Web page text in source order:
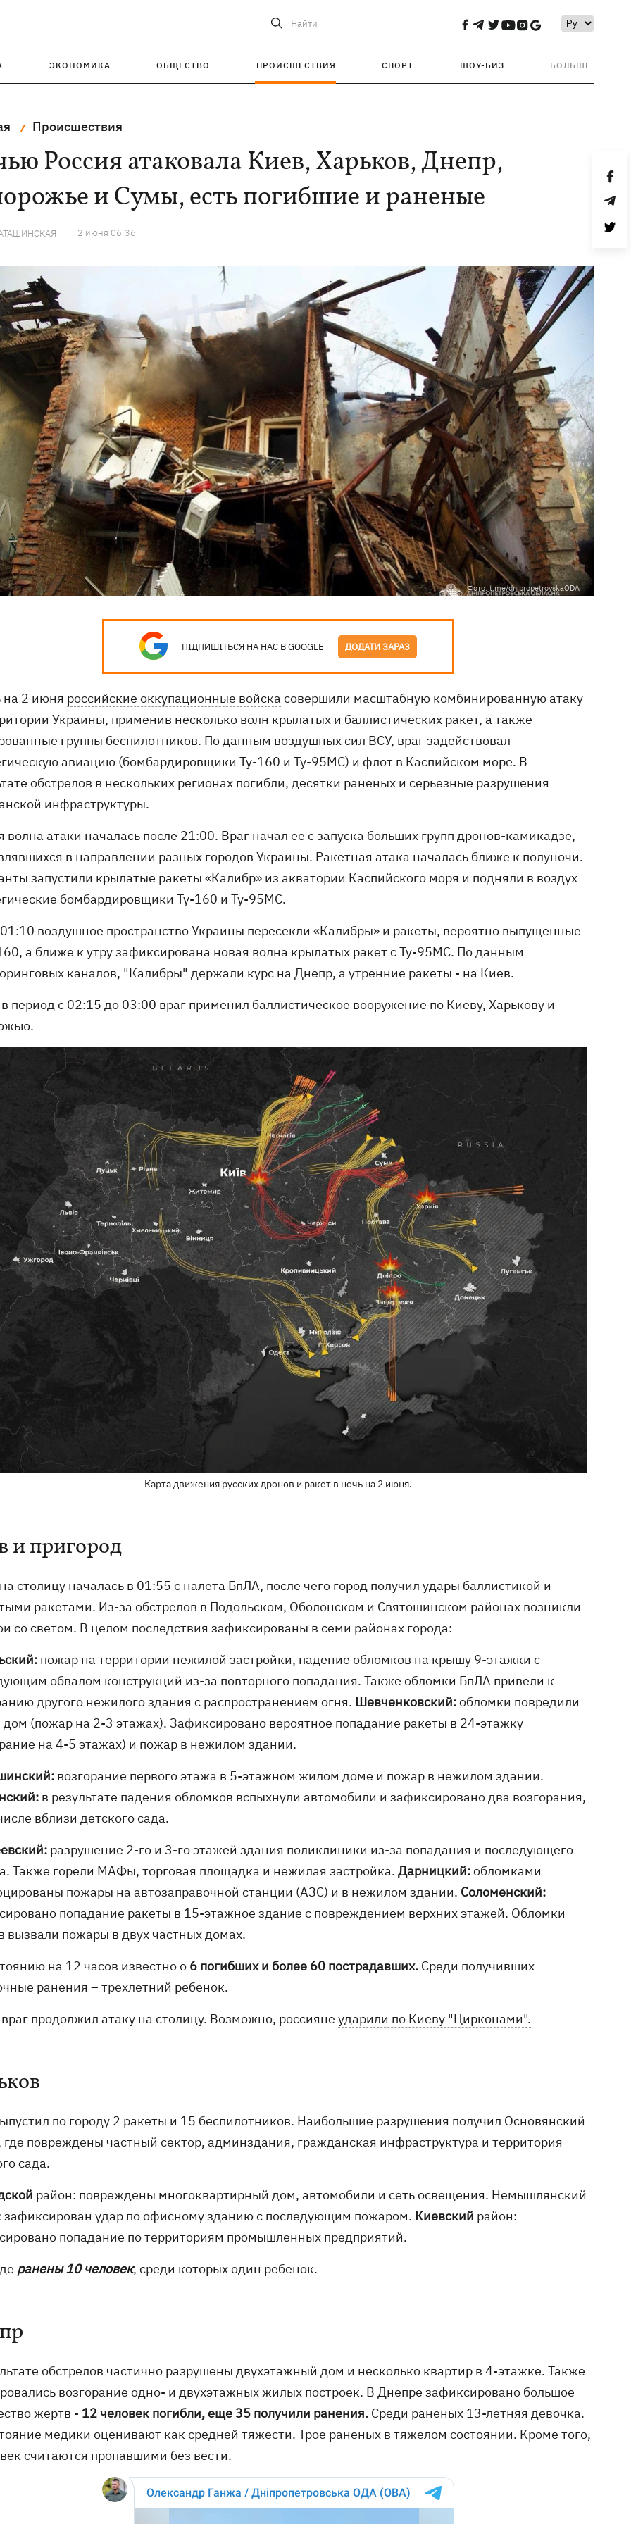
Найти
ЭКОНОМИКА ОБЩЕСТВО ПРОИСШЕСТВИЯ СПОРТ ШОУ-БИЗ БОЛЬШЕ
Происшествия
Россия атаковала Киев, Харьков, Днепр,
и Сумы, есть погибшие и раненые
2 июня 06:36
Фото: t.me/dnipropetrovskaODA
ПІДПИШІТЬСЯ НА НАС В GOOGLE ДОДАТИ ЗАРАЗ
на 2 июня российские оккупационные войска совершили масштабную комбинированную атаку
Украины, применив несколько волн крылатых и баллистических ракет, а также
группы беспилотников. Поданным воздушных сил ВСУ, враг задействовал
авиацию (бомбардировщики Ту-160 и Ту-95МС) и флот в Каспийском море. В
обстрелов в нескольких регионах погибли, десятки раненых и серьезные разрушения
инфраструктуры.
волна атаки началась после 21:00. Враг начал ее с запуска больших групп дронов-камикадзе,
в направлении разных городов Украины. Ракетная атака началась ближе к полуночи.
запустили крылатые ракеты «Калибр» из акватории Каспийского моря и подняли в воздух
бомбардировщики Ту-160 и Ту-95МС.
воздушное пространство Украины пересекли «Калибры» и ракеты, вероятно выпущенные
а ближе к утру зафиксирована новая волна крылатых ракет с Ту-95МС. По данным
каналов, "Калибры" держали курс на Днепр, а утренние ракеты - на Киев.
период с 02:15 до 03:00 враг применил баллистическое вооружение по Киеву, Харькову и
Карта движения русских дронов и ракет в ночь на 2 июня.
и пригород
столицу началась в 01:55 с налета БпЛА, после чего город получил удары баллистикой и
ракетами. Из-за обстрелов в Подольском, Оболонском и Святошинском районах возникли
со светом. В целом последствия зафиксированы в семи районах города:
пожар на территории нежилой застройки, падение обломков на крышу 9-этажки с
обвалом конструкций из-за повторного попадания. Также обломки БпЛА привели к
другого нежилого здания с распространением огня. Шевченковский:обломки повредили
(пожар на 2-3 этажах). Зафиксировано вероятное попадание ракеты в 24-этажку
на 4-5 этажах) и пожар в нежилом здании.
возгорание первого этажа в 5-этажном жилом доме и пожар в нежилом здании.
в результате падения обломков вспыхнули автомобили и зафиксировано два возгорания,
вблизи детского сада.
разрушение 2-го и 3-го этажей здания поликлиники из-за попадания и последующего
Также горели МАФы, торговая площадка и нежилая застройка. Дарницкий:обломками
пожары на автозаправочной станции (АЗС) и в нежилом здании. Соломенский:
попадание ракеты в 15-этажное здание с повреждением верхних этажей. Обломки
вызвали пожары в двух частных домах.
на 12 часов известно о 6 погибших и более 60 пострадавших. Среди получивших
ранения – трехлетний ребенок.
продолжил атаку на столицу. Возможно, россияне ударили по Киеву "Цирконами".
по городу 2 ракеты и 15 беспилотников. Наибольшие разрушения получил Основянский
где повреждены частный сектор, админздания, гражданская инфраструктура и территория
сада.
район: повреждены многоквартирный дом, автомобили и сеть освещения. Немышлянский
зафиксирован удар по офисному зданию с последующим пожаром. Киевский район:
попадание по территориям промышленных предприятий.
ранены 10 человек, среди которых один ребенок.
обстрелов частично разрушены двухэтажный дом и несколько квартир в 4-этажке. Также
возгорание одно- и двухэтажных жилых построек. В Днепре зафиксировано большое
жертв - 12 человек погибли, еще 35 получили ранения. Среди раненых 13-летняя девочка.
медики оценивают как средней тяжести. Трое раненых в тяжелом состоянии. Кроме того,
считаются пропавшими без вести.